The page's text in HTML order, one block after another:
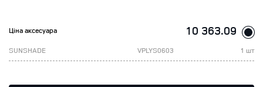
Ціна аксесуара 10 363.09
SUNSHADE VPLYS0603 1 шт